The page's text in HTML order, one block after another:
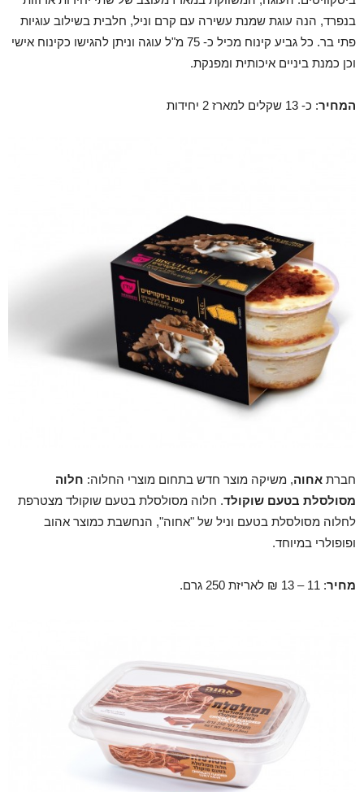
בנפרד, הנה עוגת שמנת עשירה עם קרם וניל, חלבית בשילוב עוגיות
פתי בר. כל גביע קינוח מכיל כ- 75 מ"ל עוגה וניתן להגישו כקינוח אישי
וכן כמנת ביניים איכותית ומפנקת.
המחיר: כ- 13 שקלים למארז 2 יחידות
חברת אחוה, משיקה מוצר חדש בתחום מוצרי החלוה: חלוה
מסולסלת בטעם שוקולד. חלוה מסולסלת בטעם שוקולד מצטרפת
לחלוה מסולסלת בטעם וניל של "אחוה", הנחשבת כמוצר אהוב
ופופולרי במיוחד.
מחיר: 11 – 13 ₪ לאריזת 250 גרם.